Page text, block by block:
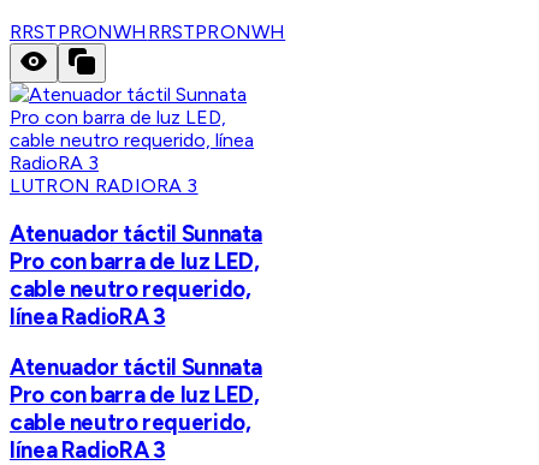
RRSTPRONWH RRSTPRONWH
LUTRON RADIORA 3
Atenuador táctil Sunnata
Pro con barra de luz LED,
cable neutro requerido,
línea RadioRA 3
Atenuador táctil Sunnata
Pro con barra de luz LED,
cable neutro requerido,
línea RadioRA 3